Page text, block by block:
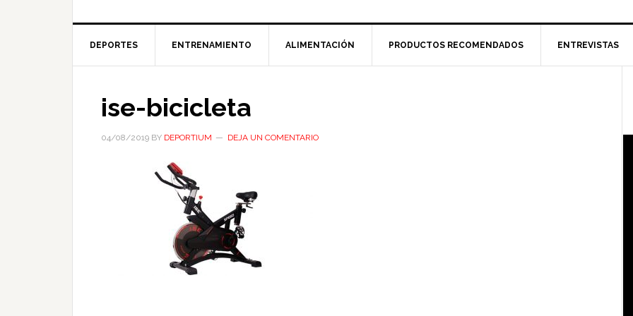
DEPORTES ENTRENAMIENTO ALIMENTACIÓN PRODUCTOS RECOMENDADOS ENTREVISTAS
ise-bicicleta
04/08/2019 BY DEPORTIUM DEJA UN COMENTARIO